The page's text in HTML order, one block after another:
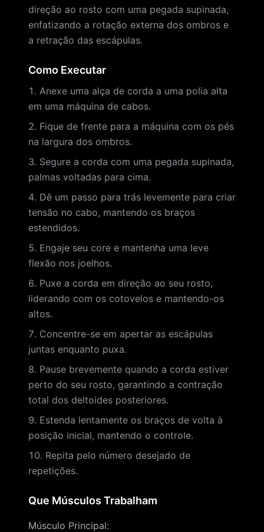
direção ao rosto com uma pegada supinada,
enfatizando a rotação externa dos ombros e
a retração das escápulas.
Como Executar
Anexe uma alça de corda a uma polia alta
em uma máquina de cabos.
Fique de frente para a máquina com os pés
na largura dos ombros.
Segure a corda com uma pegada supinada,
palmas voltadas para cima.
Dê um passo para trás levemente para criar
tensão no cabo, mantendo os braços
estendidos.
Engaje seu core e mantenha uma leve
flexão nos joelhos.
Puxe a corda em direção ao seu rosto,
liderando com os cotovelos e mantendo-os
altos.
Concentre-se em apertar as escápulas
juntas enquanto puxa.
Pause brevemente quando a corda estiver
perto do seu rosto, garantindo a contração
total dos deltoides posteriores.
Estenda lentamente os braços de volta à
posição inicial, mantendo o controle.
Repita pelo número desejado de
repetições.
Que Músculos Trabalham
Músculo Principal: